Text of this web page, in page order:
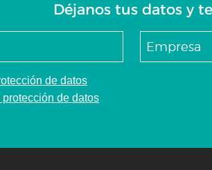
Déjanos tus datos y
de datos
protección de datos